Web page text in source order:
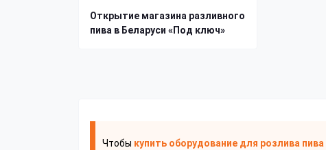
Открытие магазина разливного
пива в Беларуси «Под ключ»
Чтобы купить оборудование для розлива пива